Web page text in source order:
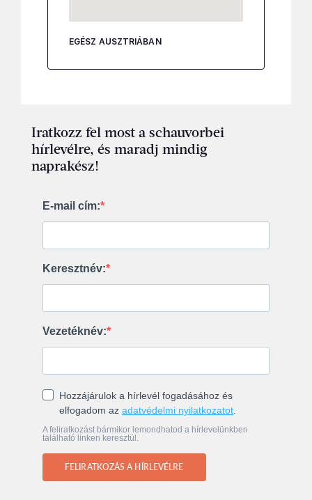
EGÉSZ AUSZTRIÁBAN
Iratkozz fel most a schauvorbei
hírlevélre, és maradj mindig
naprakész!
E-mail cím:
Keresztnév:
Vezetéknév:
Hozzájárulok a hírlevél fogadásához és
elfogadom az adatvédelmi nyilatkozatot.
A feliratkozást bármikor lemondhatod a hírlevelünkben
található linken keresztül.
FELIRATKOZÁS A HÍRLEVÉLRE